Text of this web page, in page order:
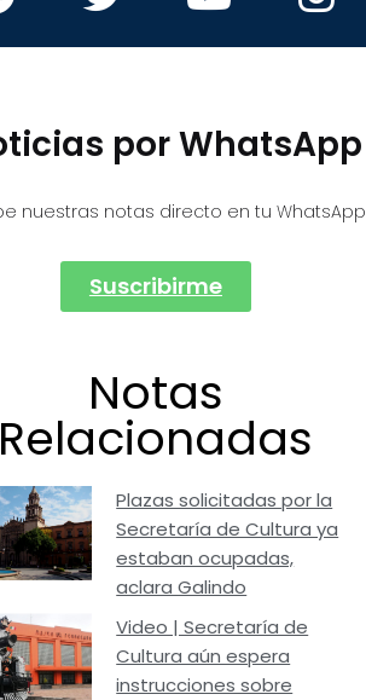
por WhatsApp
nuestras notas directo en tu WhatsApp
Suscribirme
Notas
Relacionadas
Plazas solicitadas por la
Secretaría de Cultura ya
estaban ocupadas,
aclara Galindo
Video | Secretaría de
Cultura aún espera
instrucciones sobre